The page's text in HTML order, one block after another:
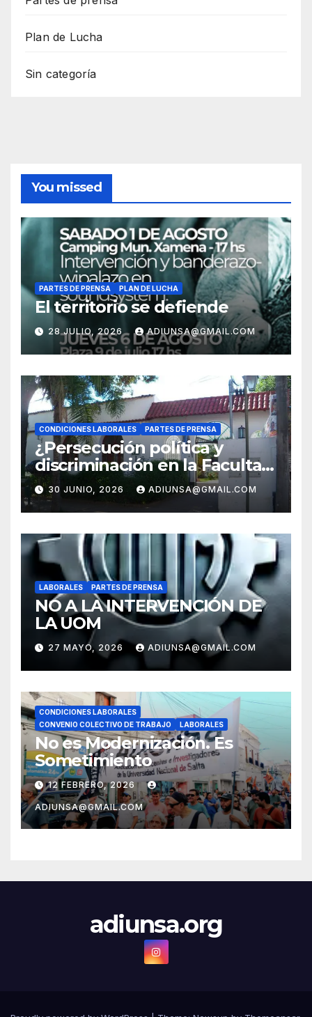
Plan de Lucha
Sin categoría
You missed
PARTES DE PRENSA PLAN DE LUCHA
El territorio se defiende
28 JULIO, 2026 ADIUNSA@GMAIL.COM
CONDICIONES LABORALES PARTES DE PRENSA
¿Persecución política y
discriminación en la Facultad
Regional Orán?
30 JUNIO, 2026 ADIUNSA@GMAIL.COM
LABORALES PARTES DE PRENSA
NO A LA INTERVENCIÓN DE
LA UOM
27 MAYO, 2026 ADIUNSA@GMAIL.COM
CONDICIONES LABORALES
CONVENIO COLECTIVO DE TRABAJO
LABORALES
No es Modernización. Es
Sometimiento
12 FEBRERO, 2026
ADIUNSA@GMAIL.COM
adiunsa.org